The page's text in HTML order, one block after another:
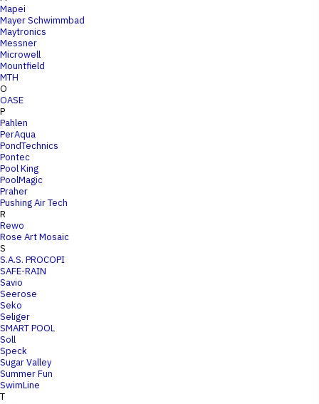
Mapei
Mayer Schwimmbad
Maytronics
Messner
Microwell
Mountfield
MTH
O
OASE
P
Pahlen
PerAqua
PondTechnics
Pontec
Pool King
PoolMagic
Praher
Pushing Air Tech
R
Rewo
Rose Art Mosaic
S
S.A.S. PROCOPI
SAFE-RAIN
Savio
Seerose
Seko
Seliger
SMART POOL
Soll
Speck
Sugar Valley
Summer Fun
SwimLine
T